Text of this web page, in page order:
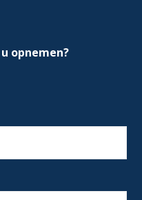
opnemen?